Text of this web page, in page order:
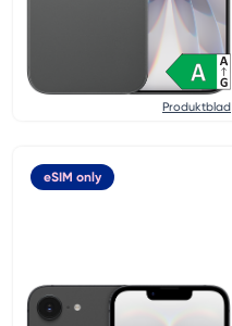
Produktblad
eSIM only